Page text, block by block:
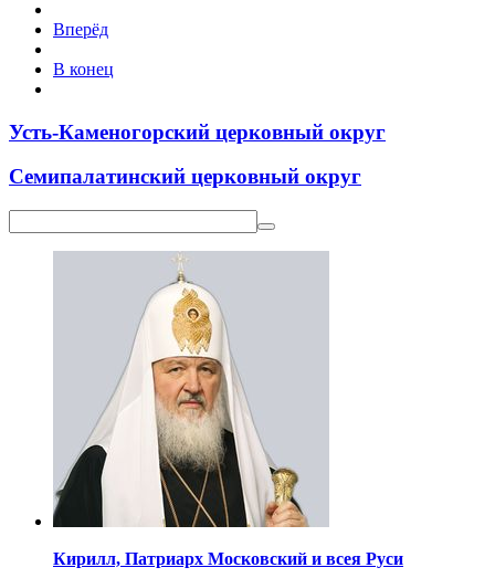
Вперёд
В конец
Усть-Каменогорский церковный округ
Семипалатинский церковный округ
Кирилл, Патриарх Московский и всея Руси